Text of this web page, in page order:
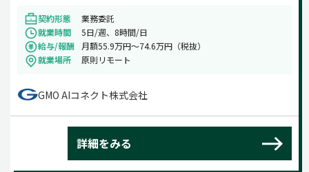
契約形態
業務委託
就業時間
5日/週、8時間/日
給与/報酬
月額55.9万円～74.6万円（税抜）
就業場所
原則リモート
GMO AIコネクト株式会社
詳細をみる